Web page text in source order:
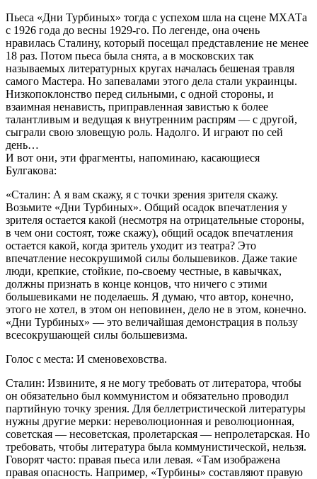
Пьеса «Дни Турбиных» тогда с успехом шла на сцене МХАТа
с 1926 года до весны 1929-го. По легенде, она очень
нравилась Сталину, который посещал представление не менее
18 раз. Потом пьеса была снята, а в московских так
называемых литературных кругах началась бешеная травля
самого Мастера. Но запевалами этого дела стали украинцы.
Низкопоклонство перед сильными, с одной стороны, и
взаимная ненависть, приправленная завистью к более
талантливым и ведущая к внутренним распрям — с другой,
сыграли свою зловещую роль. Надолго. И играют по сей
день…
И вот они, эти фрагменты, напоминаю, касающиеся
Булгакова:
«Сталин: А я вам скажу, я с точки зрения зрителя скажу.
Возьмите «Дни Турбиных». Общий осадок впечатления у
зрителя остается какой (несмотря на отрицательные стороны,
в чем они состоят, тоже скажу), общий осадок впечатления
остается какой, когда зритель уходит из театра? Это
впечатление несокрушимой силы большевиков. Даже такие
люди, крепкие, стойкие, по-своему честные, в кавычках,
должны признать в конце концов, что ничего с этими
большевиками не поделаешь. Я думаю, что автор, конечно,
этого не хотел, в этом он неповинен, дело не в этом, конечно.
«Дни Турбиных» — это величайшая демонстрация в пользу
всесокрушающей силы большевизма.
Голос с места: И сменовеховства.
Сталин: Извините, я не могу требовать от литератора, чтобы
он обязательно был коммунистом и обязательно проводил
партийную точку зрения. Для беллетристической литературы
нужны другие мерки: нереволюционная и революционная,
советская — несоветская, пролетарская — непролетарская. Но
требовать, чтобы литература была коммунистической, нельзя.
Говорят часто: правая пьеса или левая. «Там изображена
правая опасность. Например, «Турбины» составляют правую